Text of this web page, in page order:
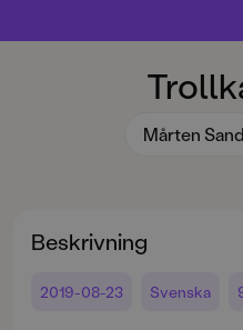
Mårten
Beskrivning
2019-08-23 Svenska